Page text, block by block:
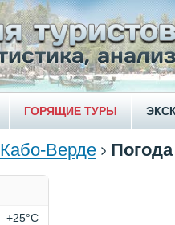
ГОРЯЩИЕ ТУРЫ
Кабо-Верде
+25°C